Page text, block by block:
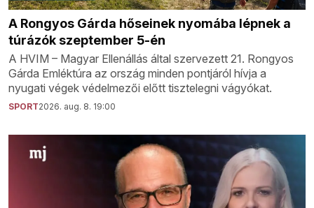
A Rongyos Gárda hőseinek nyomába lépnek a
túrázók szeptember 5-én
A HVIM – Magyar Ellenállás által szervezett 21. Rongyos
Gárda Emléktúra az ország minden pontjáról hívja a
nyugati végek védelmezői előtt tisztelegni vágyókat.
SPORT2026. aug. 8. 19:00